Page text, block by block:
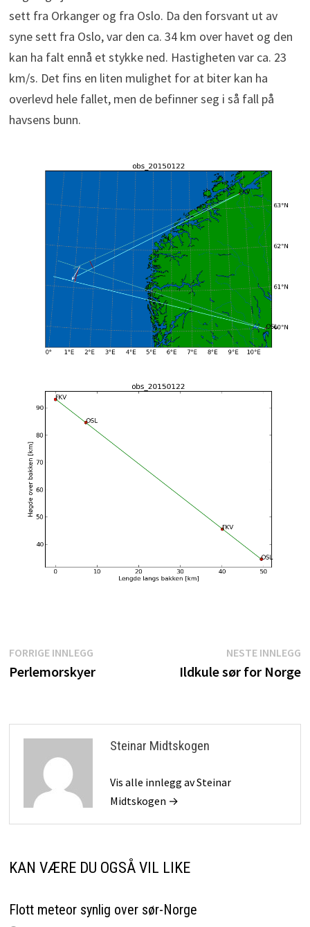
sett fra Orkanger og fra Oslo. Da den forsvant ut av
syne sett fra Oslo, var den ca. 34 km over havet og den
kan ha falt ennå et stykke ned. Hastigheten var ca. 23
km/s. Det fins en liten mulighet for at biter kan ha
overlevd hele fallet, men de befinner seg i så fall på
havsens bunn.
Innleggsnavigasjon
FORRIGE INNLEGGForrige
innlegg:
Perlemorskyer
NESTE INNLEGG
Ildkule sør for Norge
Steinar Midtskogen
Vis alle innlegg av Steinar
Midtskogen →
KAN VÆRE DU OGSÅ VIL LIKE
Flott meteor synlig over sør-Norge